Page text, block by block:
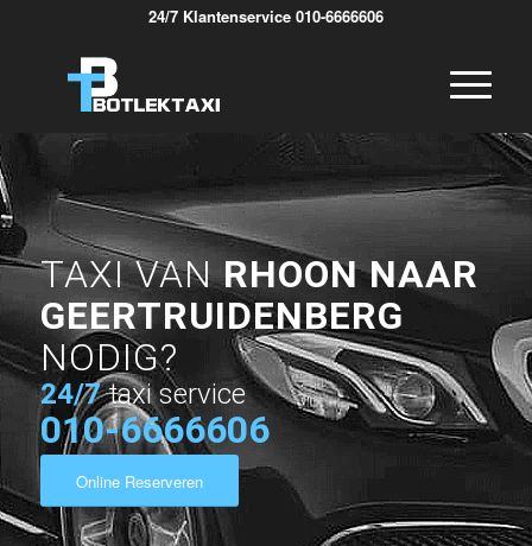
24/7 Klantenservice 010-6666606
TAXI VANRHOON NAAR
GEERTRUIDENBERG
NODIG?
24/7 taxi service
010-6666606
Online Reserveren